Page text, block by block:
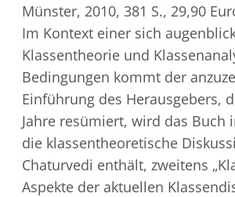
Münster, 2010, 381 S., 29,90
Im Kontext einer sich
Klassentheorie und
Bedingungen kommt der
Einführung des Herausgebers,
Jahre resümiert, wird das Buch
die klassentheoretische
Chaturvedi enthält, zweitens
Aspekte der aktuellen